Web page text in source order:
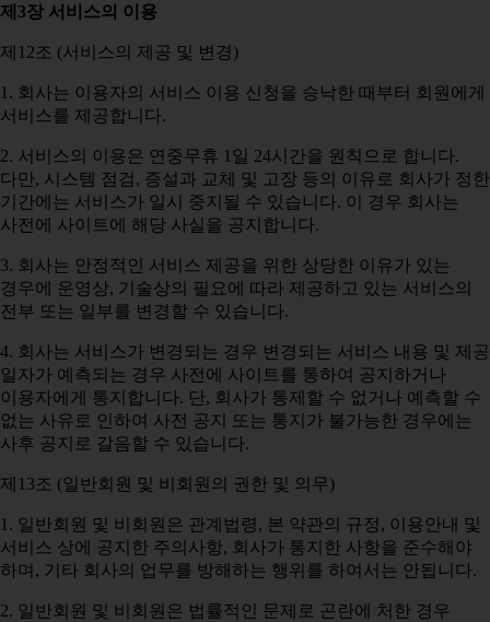
제3장 서비스의 이용
제12조 (서비스의 제공 및 변경)
1. 회사는 이용자의 서비스 이용 신청을 승낙한 때부터 회원에게
서비스를 제공합니다.
2. 서비스의 이용은 연중무휴 1일 24시간을 원칙으로 합니다.
다만, 시스템 점검, 증설과 교체 및 고장 등의 이유로 회사가 정한
기간에는 서비스가 일시 중지될 수 있습니다. 이 경우 회사는
사전에 사이트에 해당 사실을 공지합니다.
3. 회사는 안정적인 서비스 제공을 위한 상당한 이유가 있는
경우에 운영상, 기술상의 필요에 따라 제공하고 있는 서비스의
전부 또는 일부를 변경할 수 있습니다.
4. 회사는 서비스가 변경되는 경우 변경되는 서비스 내용 및 제공
일자가 예측되는 경우 사전에 사이트를 통하여 공지하거나
이용자에게 통지합니다. 단, 회사가 통제할 수 없거나 예측할 수
없는 사유로 인하여 사전 공지 또는 통지가 불가능한 경우에는
사후 공지로 갈음할 수 있습니다.
제13조 (일반회원 및 비회원의 권한 및 의무)
1. 일반회원 및 비회원은 관계법령, 본 약관의 규정, 이용안내 및
서비스 상에 공지한 주의사항, 회사가 통지한 사항을 준수해야
하며, 기타 회사의 업무를 방해하는 행위를 하여서는 안됩니다.
2. 일반회원 및 비회원은 법률적인 문제로 곤란에 처한 경우